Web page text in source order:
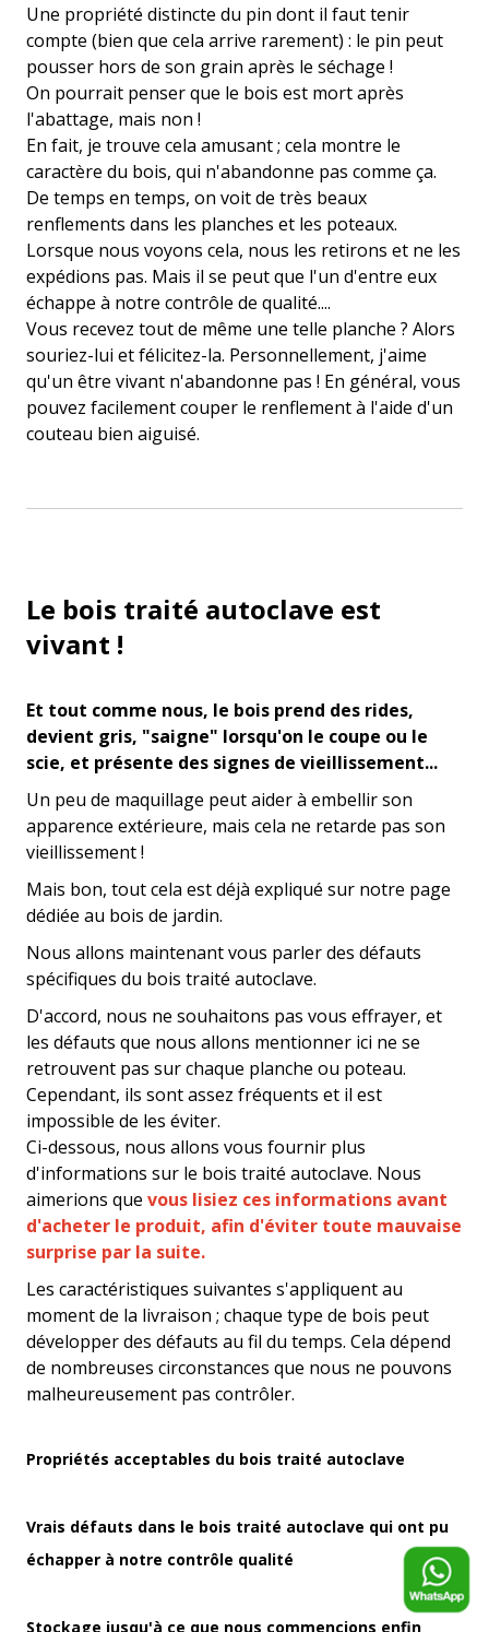
Une propriété distincte du pin dont il faut tenir
compte (bien que cela arrive rarement) : le pin peut
pousser hors de son grain après le séchage !
On pourrait penser que le bois est mort après
l'abattage, mais non !
En fait, je trouve cela amusant ; cela montre le
caractère du bois, qui n'abandonne pas comme ça.
De temps en temps, on voit de très beaux
renflements dans les planches et les poteaux.
Lorsque nous voyons cela, nous les retirons et ne les
expédions pas. Mais il se peut que l'un d'entre eux
échappe à notre contrôle de qualité....
Vous recevez tout de même une telle planche ? Alors
souriez-lui et félicitez-la. Personnellement, j'aime
qu'un être vivant n'abandonne pas ! En général, vous
pouvez facilement couper le renflement à l'aide d'un
couteau bien aiguisé.
Le bois traité autoclave est
vivant !
Et tout comme nous, le bois prend des rides,
devient gris, "saigne" lorsqu'on le coupe ou le
scie, et présente des signes de vieillissement...
Un peu de maquillage peut aider à embellir son
apparence extérieure, mais cela ne retarde pas son
vieillissement !
Mais bon, tout cela est déjà expliqué sur notre page
dédiée au bois de jardin.
Nous allons maintenant vous parler des défauts
spécifiques du bois traité autoclave.
D'accord, nous ne souhaitons pas vous effrayer, et
les défauts que nous allons mentionner ici ne se
retrouvent pas sur chaque planche ou poteau.
Cependant, ils sont assez fréquents et il est
impossible de les éviter.
Ci-dessous, nous allons vous fournir plus
d'informations sur le bois traité autoclave. Nous
aimerions que vous lisiez ces informations avant
d'acheter le produit, afin d'éviter toute mauvaise
surprise par la suite.
Les caractéristiques suivantes s'appliquent au
moment de la livraison ; chaque type de bois peut
développer des défauts au fil du temps. Cela dépend
de nombreuses circonstances que nous ne pouvons
malheureusement pas contrôler.
Propriétés acceptables du bois traité autoclave
Vrais défauts dans le bois traité autoclave qui ont pu
échapper à notre contrôle qualité
Stockage jusqu'à ce que nous commencions enfin